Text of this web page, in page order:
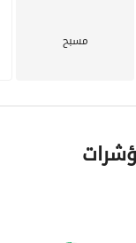
available
مسبح